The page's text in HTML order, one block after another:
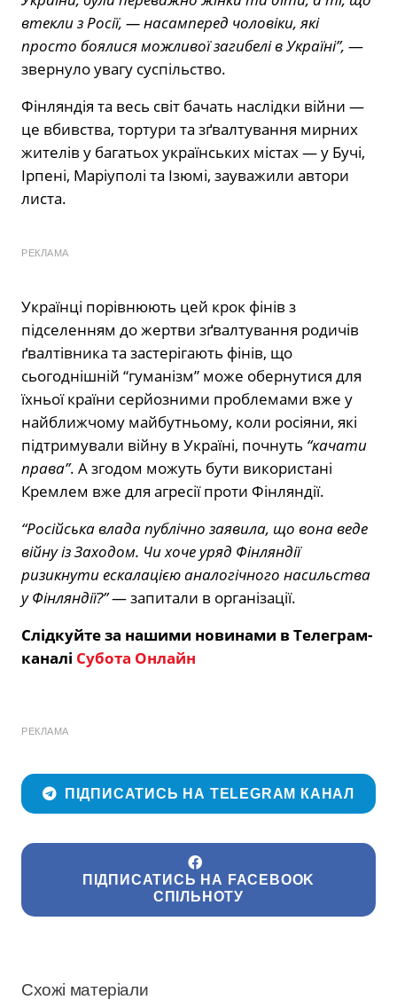
втекли з Росії, — насамперед чоловіки, які
просто боялися можливої загибелі в Україні”, —
звернуло увагу суспільство.
Фінляндія та весь світ бачать наслідки війни —
це вбивства, тортури та зґвалтування мирних
жителів у багатьох українських містах — у Бучі,
Ірпені, Маріуполі та Ізюмі, зауважили автори
листа.
РЕКЛАМА
Українці порівнюють цей крок фінів з
підселенням до жертви зґвалтування родичів
ґвалтівника та застерігають фінів, що
сьогоднішній “гуманізм” може обернутися для
їхньої країни серйозними проблемами вже у
найближчому майбутньому, коли росіяни, які
підтримували війну в Україні, почнуть “качати
права”. А згодом можуть бути використані
Кремлем вже для агресії проти Фінляндії.
“Російська влада публічно заявила, що вона веде
війну із Заходом. Чи хоче уряд Фінляндії
ризикнути ескалацією аналогічного насильства
у Фінляндії?”— запитали в організації.
Слідкуйте за нашими новинами в Телеграм-
каналі Субота Онлайн
РЕКЛАМА
ПІДПИСАТИСЬ НА TELEGRAM КАНАЛ
ПІДПИСАТИСЬ НА FACEBOOK
СПІЛЬНОТУ
Схожі матеріали